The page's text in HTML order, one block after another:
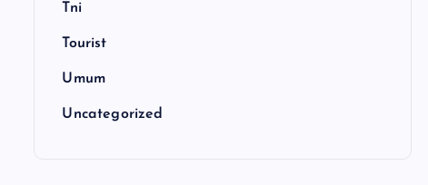
Tni
Tourist
Umum
Uncategorized